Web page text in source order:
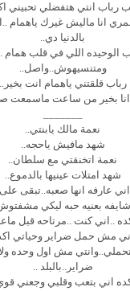
رباب انتي هتفضلي تحبيني
انا ماليش غيرك ياهمام
بالدنيا دي..
الوحيده اللي في قلب
ومتنسيهوش..واصل..
رباب قلقتني ياهمام انت بخير..
انا بخير من ساعت ماسمعت
نعمة مالك يابنتي..
شهد مافيش ياحجه..
نعمة اتخنقتي مع سلطان..
شهد امتلات عينيها بالدموع..
اني عارفه انها صعبه..تبقى
بعنيه حبه ليكي
..اني كنت ..مرتاحه قبل
مش حمل ضراير وحياتي
مش اول وحده
ضراير..بالبلد ..
اني بتعب وقلبي وجعني